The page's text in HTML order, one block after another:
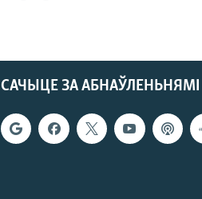
САЧЫЦЕ ЗА АБНАЎЛЕНЬНЯМІ